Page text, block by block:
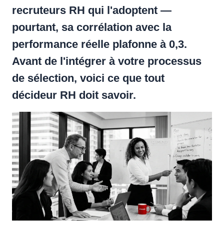
recruteurs RH qui l'adoptent —
pourtant, sa corrélation avec la
performance réelle plafonne à 0,3.
Avant de l'intégrer à votre processus
de sélection, voici ce que tout
décideur RH doit savoir.